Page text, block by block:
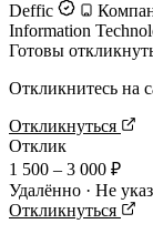
Deffic
Information
Готовы
Откликнитесь на
Откликнуться
Отклик
1 500 – 3 000 ₽
Удалённо · Не
Откликнуться